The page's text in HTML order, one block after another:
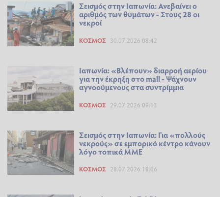
Σεισμός στην Ιαπωνία: Ανεβαίνει ο
αριθμός των θυμάτων - Στους 28 οι
νεκροί
ΚΌΣΜΟΣ 30.07.2026 08:42
Ιαπωνία: «Βλέπουν» διαρροή αερίου
για την έκρηξη στο mall - Ψάχνουν
αγνοούμενους στα συντρίμμια
ΚΌΣΜΟΣ 29.07.2026 09:13
Σεισμός στην Ιαπωνία: Για «πολλούς
νεκρούς» σε εμπορικό κέντρο κάνουν
λόγο τοπικά ΜΜΕ
ΚΌΣΜΟΣ 28.07.2026 18:06